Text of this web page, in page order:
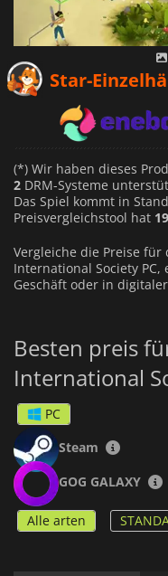
Star-
(*) Wir haben dieses
2 DRM-Systeme
Das Spiel kommt in
Preisvergleichstool hat 19
Vergleiche die Preise für
International Society
Geschäft oder in
Besten preis
International
PC
Steam
GOG GALAXY
Alle arten